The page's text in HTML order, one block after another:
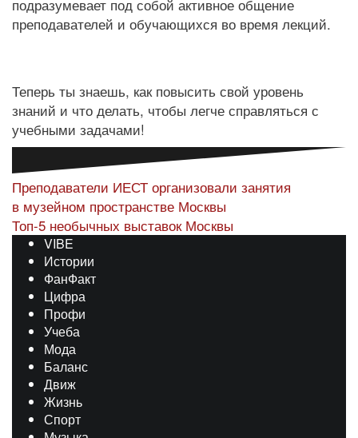
подразумевает под собой активное общение
преподавателей и обучающихся во время лекций.
Теперь ты знаешь, как повысить свой уровень
знаний и что делать, чтобы легче справляться с
учебными задачами!
Навигация
по
записям
Преподаватели ИЕСТ организовали занятия
в музейном пространстве Москвы
Топ-5 необычных выставок Москвы
VIBE
Истории
ФанФакт
Цифра
Профи
Учеба
Мода
Баланс
Движ
Жизнь
Спорт